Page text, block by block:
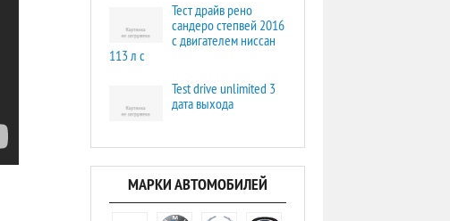
Тест драйв рено
сандеро степвей 2016
с двигателем ниссан
113 л с
Test drive unlimited 3
дата выхода
МАРКИ АВТОМОБИЛЕЙ